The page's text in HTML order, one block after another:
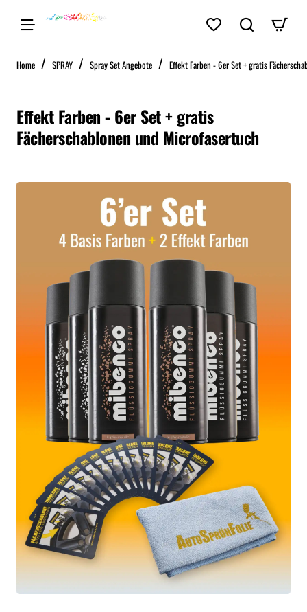
Home home SPRAY Spray Set Angebote Effekt Farben - 6er Set + gratis
Effekt Farben - 6er Set + gratis
Fächerschablonen und Microfasertuch